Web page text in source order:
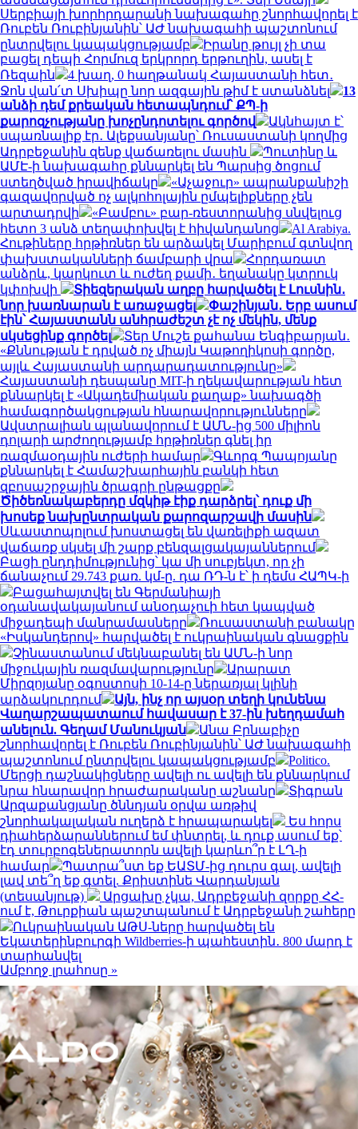
Սերբիայի խորհրդարանի նախագահը շնորհավորել է
Ռուբեն Ռուբինյանին՝ ԱԺ նախագահի պաշտոնում
ընտրվելու կապակցությամբ
Իրանը թույլ չի տա
բացել դեպի Հորմուզ երկրորդ երթուղին, ասել է
Ռեզաին
4 խաղ, 0 հաղթանակ Հայաստանի հետ․
Ջոն վան՛տ Սխիպը նոր ազգային թիմ է ստանձնել
13
անձի դեմ քրեական հետապնդում՝ ՔՊ-ի
քարոզչությանը խոչընդոտելու գործով
Ակնհայտ է՝
սպառնալիք էր․ Ալեքսանյանը՝ Ռուսաստանի կողմից
Ադրբեջանին զենք վաճառելու մասին
Պուտինը և
ԱՄԷ-ի նախագահը քննարկել են Պարսից ծոցում
ստեղծված իրավիճակը
«Աչաջուր» ապրանքանիշի
գազավորված ոչ ալկոհոլային ըմպելիքները չեն
արտադրվի
«Բամբու» բար-ռեստորանից սնվելուց
հետո 3 անձ տեղափոխվել է հիվանդանոց
Al Arabiya.
Հութիները հրթիռներ են արձակել Մարիբում գտնվող
փախստականների ճամբարի վրա
Հորդառատ
անձրև, կարկուտ և ուժեղ քամի․ եղանակը կտրուկ
կփոխվի
Տիեզերական աղբը հարվածել է Լուսնին․
նոր խառնարան է առաջացել
Փաշինյան․ Երբ ասում
էին՝ Հայաստանն անհրաժեշտ չէ ոչ մեկին, մենք
սկսեցինք գործել
Տեր Մուշե քահանա Ենգիբարյան․
«Քննության է դրված ոչ միայն Կաթողիկոսի գործը,
այլև Հայաստանի արդարադատությունը»
Հայաստանի դեսպանը MIT-ի ղեկավարության հետ
քննարկել է «Ակադեմիական քաղաք» նախագծի
համագործակցության հնարավորությունները
Ավստրալիան պլանավորում է ԱՄՆ-ից 500 միլիոն
դոլարի արժողությամբ հրթիռներ գնել իր
ռազմաօդային ուժերի համար
Գևորգ Պապոյանը
քննարկել է Համաշխարհային բանկի հետ
զբոսաշրջային ծրագրի ընթացքը
Ծիծեռնակաբերդը մզկիթ էիք դարձրել՝ դուք մի
խոսեք նախընտրական քարոզարշավի մասին
Սևաստոպոլում խոստացել են վառելիքի ազատ
վաճառք սկսել մի շարք բենզալցակայաններում
Բացի ընդդիմությունից՝ կա մի սուբյեկտ, որ չի
ճանաչում 29.743 քառ. կմ-ը. դա ՌԴ-ն է՝ ի դեմս ՀԱՊԿ-ի
Բացահայտվել են Գերմանիայի
օդանավակայանում անօդաչուի հետ կապված
միջադեպի մանրամասները
Ռուսաստանի բանակը
«Իսկանդերով» հարվածել է ուկրաինական գնացքին
Չինաստանում մեկնաբանել են ԱՄՆ-ի նոր
միջուկային ռազմավարությունը
Արարատ
Միրզոյանը օգոստոսի 10-14-ը ներառյալ կլինի
արձակուրդում
Այն, ինչ որ այսօր տեղի կունենա
Վաղարշապատաում հավասար է 37-ին խեղդամահ
անելուն. Գեղամ Մանուկյան
Անա Բրնաբիչը
շնորհավորել է Ռուբեն Ռուբինյանին՝ ԱԺ նախագահի
պաշտոնում ընտրվելու կապակցությամբ
Politico.
Մերցի դաշնակիցները ավելի ու ավելի են քննարկում
նրա հնարավոր հրաժարականը աշնանը
Տիգրան
Արզաքանցյանը ծննդյան օրվա առթիվ
շնորհակալական ուղերձ է հրապարակել
Ես հորս
դիահերձարաններում եմ փնտրել, և դուք ասում եք՝
էդ տուրբոգեներատորն ավելի կարևո՞ր է ԼՂ-ի
համար
Պատրա՞ստ եք ԵԱՏՄ-ից դուրս գալ, ավելի
լավ տե՞ղ եք գտել. Քրիստինե Վարդանյան
(տեսանյութ)
Արցախը չկա, Ադրբեջանի զորքը ՀՀ-
ում է, Թուրքիան պաշտպանում է Ադրբեջանի շահերը
Ուկրաինական ԱԹՍ-ները հարվածել են
Եկատերինբուրգի Wildberries-ի պահեստին․ 800 մարդ է
տարհանվել
Ամբողջ լրահոսը »